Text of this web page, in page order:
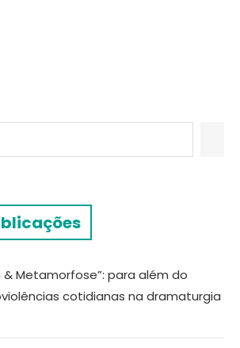
& Metamorfose”: para além do
cotidianas na dramaturgia